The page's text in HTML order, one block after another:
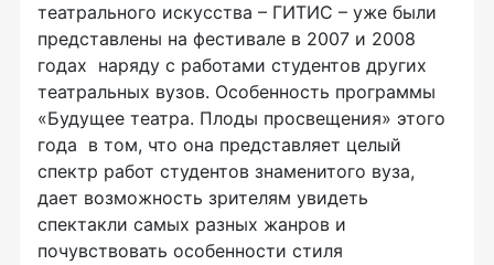
театрального искусства – ГИТИС – уже были
представлены на фестивале в 2007 и 2008
годах наряду с работами студентов других
театральных вузов. Особенность программы
«Будущее театра. Плоды просвещения» этого
года в том, что она представляет целый
спектр работ студентов знаменитого вуза,
дает возможность зрителям увидеть
спектакли самых разных жанров и
почувствовать особенности стиля